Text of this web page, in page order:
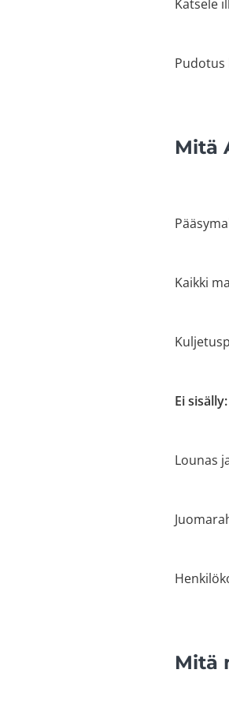
Katsele
Mitä
Kaikki
Ei sisälly:
Lounas
Mitä